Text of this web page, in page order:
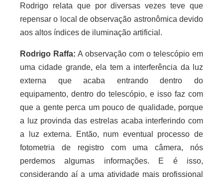
Rodrigo relata que por diversas vezes teve que
repensar o local de observação astronômica devido
aos altos índices de iluminação artificial.
Rodrigo Raffa: A observação com o telescópio em
uma cidade grande, ela tem a interferência da luz
externa que acaba entrando dentro do
equipamento, dentro do telescópio, e isso faz com
que a gente perca um pouco de qualidade, porque
a luz provinda das estrelas acaba interferindo com
a luz externa. Então, num eventual processo de
fotometria de registro com uma câmera, nós
perdemos algumas informações. E é isso,
considerando aí a uma atividade mais profissional